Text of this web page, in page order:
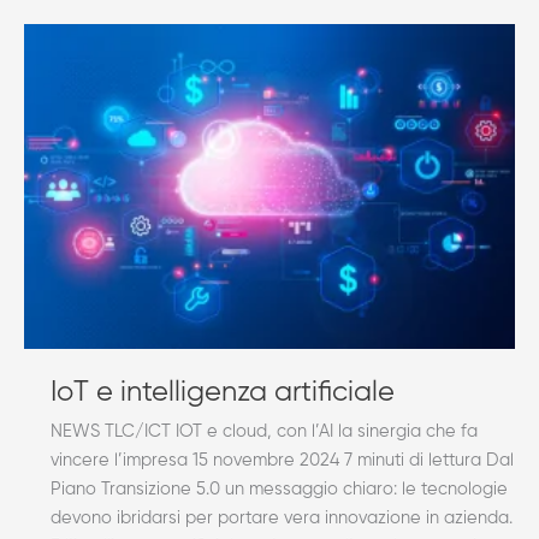
IoT e intelligenza artificiale
NEWS TLC/ICT IOT e cloud, con l’AI la sinergia che fa
vincere l’impresa 15 novembre 2024 7 minuti di lettura Dal
Piano Transizione 5.0 un messaggio chiaro: le tecnologie
devono ibridarsi per portare vera innovazione in azienda.
intelligenza
artificiale